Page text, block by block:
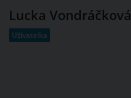
Lucka Vondráčková
Uživatelka